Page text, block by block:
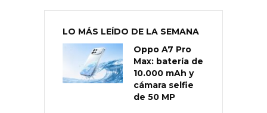
LO MÁS LEÍDO DE LA SEMANA
Oppo A7 Pro
Max: batería de
10.000 mAh y
cámara selfie
de 50 MP